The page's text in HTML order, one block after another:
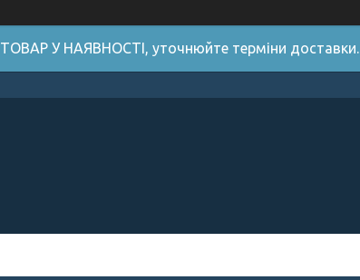
ТОВАР У НАЯВНОСТІ, уточнюйте терміни доставки.